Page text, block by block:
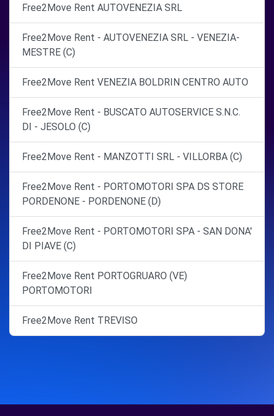
Free2Move Rent AUTOVENEZIA SRL
Free2Move Rent - AUTOVENEZIA SRL - VENEZIA-
MESTRE (C)
Free2Move Rent VENEZIA BOLDRIN CENTRO AUTO
Free2Move Rent - BUSCATO AUTOSERVICE S.N.C.
DI - JESOLO (C)
Free2Move Rent - MANZOTTI SRL - VILLORBA (C)
Free2Move Rent - PORTOMOTORI SPA DS STORE
PORDENONE - PORDENONE (D)
Free2Move Rent - PORTOMOTORI SPA - SAN DONA'
DI PIAVE (C)
Free2Move Rent PORTOGRUARO (VE)
PORTOMOTORI
Free2Move Rent TREVISO